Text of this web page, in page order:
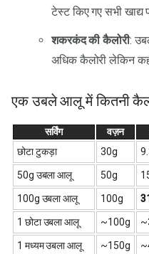
टेस्ट किए गए सभी
शकरकंद की कैलोरी:
अधिक कैलोरी लेकिन
एक उबले आलू में कितनी
सर्विंग वज़न
छोटा टुकड़ा
30g
50g उबला आलू 50g
100g उबला आलू 100g
1 छोटा उबला आलू ~100g
1 मध्यम उबला आलू ~150g